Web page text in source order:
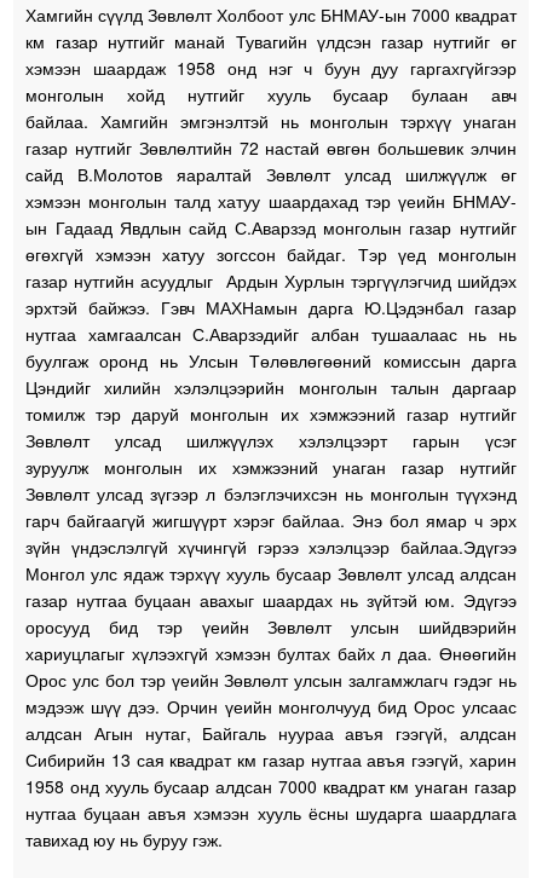
Хамгийн сүүлд Зөвлөлт Холбоот улс БНМАУ-ын 7000 квадрат
км газар нутгийг манай Тувагийн үлдсэн газар нутгийг өг
хэмээн шаардаж 1958 онд нэг ч буун дуу гаргахгүйгээр
монголын хойд нутгийг хууль бусаар булаан авч
байлаа. Хамгийн эмгэнэлтэй нь монголын тэрхүү унаган
газар нутгийг Зөвлөлтийн 72 настай өвгөн большевик элчин
сайд В.Молотов яаралтай Зөвлөлт улсад шилжүүлж өг
хэмээн монголын талд хатуу шаардахад тэр үеийн БНМАУ-
ын Гадаад Явдлын сайд С.Аварзэд монголын газар нутгийг
өгөхгүй хэмээн хатуу зогссон байдаг. Тэр үед монголын
газар нутгийн асуудлыг Ардын Хурлын тэргүүлэгчид шийдэх
эрхтэй байжээ. Гэвч МАХНамын дарга Ю.Цэдэнбал газар
нутгаа хамгаалсан С.Аварзэдийг албан тушаалаас нь нь
буулгаж оронд нь Улсын Төлөвлөгөөний комиссын дарга
Цэндийг хилийн хэлэлцээрийн монголын талын даргаар
томилж тэр даруй монголын их хэмжээний газар нутгийг
Зөвлөлт улсад шилжүүлэх хэлэлцээрт гарын үсэг
зуруулж монголын их хэмжээний унаган газар нутгийг
Зөвлөлт улсад зүгээр л бэлэглэчихсэн нь монголын түүхэнд
гарч байгаагүй жигшүүрт хэрэг байлаа. Энэ бол ямар ч эрх
зүйн үндэслэлгүй хүчингүй гэрээ хэлэлцээр байлаа.Эдүгээ
Монгол улс ядаж тэрхүү хууль бусаар Зөвлөлт улсад алдсан
газар нутгаа буцаан авахыг шаардах нь зүйтэй юм. Эдүгээ
оросууд бид тэр үеийн Зөвлөлт улсын шийдвэрийн
хариуцлагыг хүлээхгүй хэмээн бултах байх л даа. Өнөөгийн
Орос улс бол тэр үеийн Зөвлөлт улсын залгамжлагч гэдэг нь
мэдээж шүү дээ. Орчин үеийн монголчууд бид Орос улсаас
алдсан Агын нутаг, Байгаль нуураа авъя гээгүй, алдсан
Сибирийн 13 сая квадрат км газар нутгаа авъя гээгүй, харин
1958 онд хууль бусаар алдсан 7000 квадрат км унаган газар
нутгаа буцаан авъя хэмээн хууль ёсны шударга шаардлага
тавихад юу нь буруу гэж.